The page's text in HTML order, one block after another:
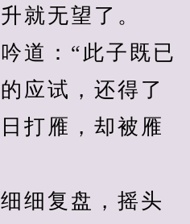
就无望了。
：“此子既已
应试，还得了
打雁，却被雁
复盘，摇头